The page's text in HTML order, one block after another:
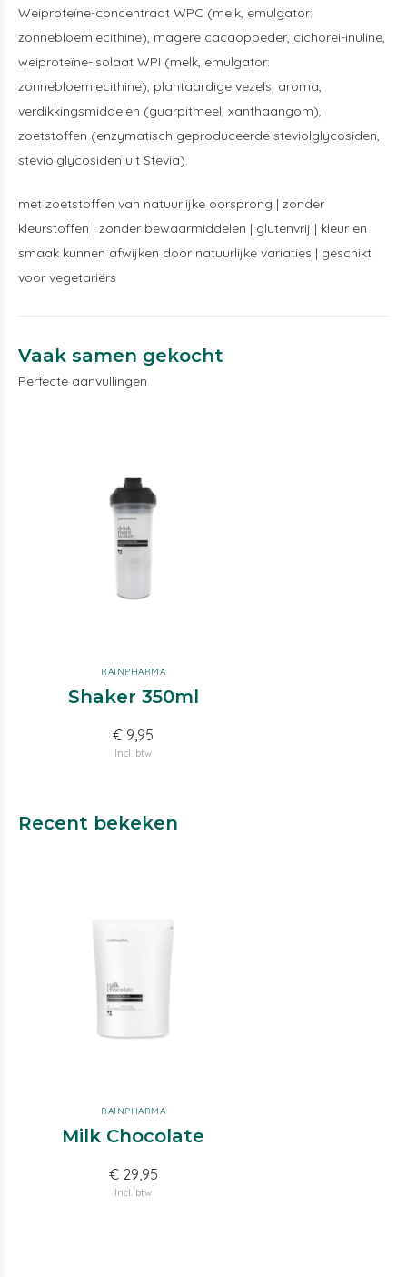
Weiproteïne-concentraat WPC (melk, emulgator:
zonnebloemlecithine), magere cacaopoeder, cichorei-inuline,
weiproteïne-isolaat WPI (melk, emulgator:
zonnebloemlecithine), plantaardige vezels, aroma,
verdikkingsmiddelen (guarpitmeel, xanthaangom),
zoetstoffen (enzymatisch geproduceerde steviolglycosiden,
steviolglycosiden uit Stevia).
met zoetstoffen van natuurlijke oorsprong | zonder
kleurstoffen | zonder bewaarmiddelen | glutenvrij | kleur en
smaak kunnen afwijken door natuurlijke variaties | geschikt
voor vegetariërs
Vaak samen gekocht
Perfecte aanvullingen
RAINPHARMA
Shaker 350ml
€ 9,95
Incl. btw
Recent bekeken
RAINPHARMA
Milk Chocolate
€ 29,95
Incl. btw